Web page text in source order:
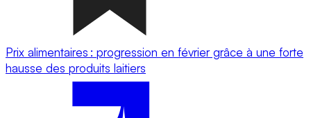
Prix alimentaires : progression en février grâce à une forte
hausse des produits laitiers